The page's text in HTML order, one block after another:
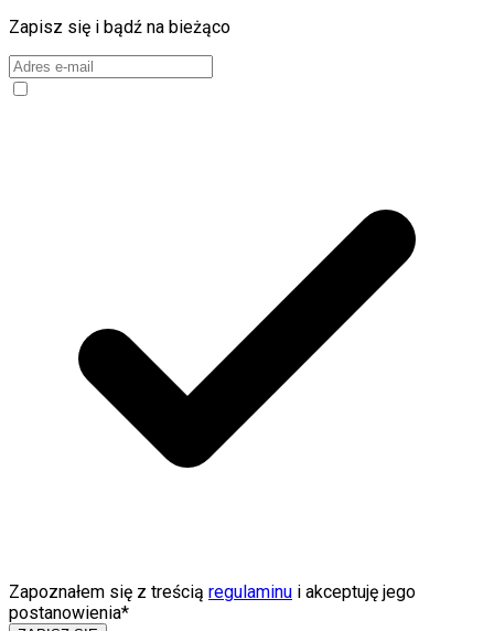
Zapisz się i bądź na bieżąco
Zapoznałem się z treścią regulaminu i akceptuję jego
postanowienia*